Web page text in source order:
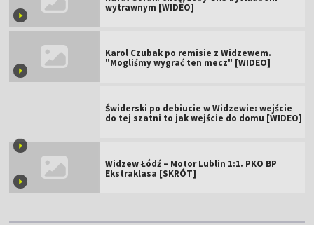
wytrawnym [WIDEO]
Karol Czubak po remisie z Widzewem.
"Mogliśmy wygrać ten mecz" [WIDEO]
Świderski po debiucie w Widzewie: wejście
do tej szatni to jak wejście do domu [WIDEO]
Widzew Łódź – Motor Lublin 1:1. PKO BP
Ekstraklasa [SKRÓT]